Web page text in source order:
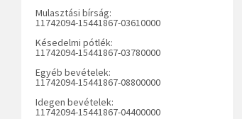
Mulasztási bírság:
11742094-15441867-03610000
Késedelmi pótlék:
11742094-15441867-03780000
Egyéb bevételek:
11742094-15441867-08800000
Idegen bevételek:
11742094-15441867-04400000